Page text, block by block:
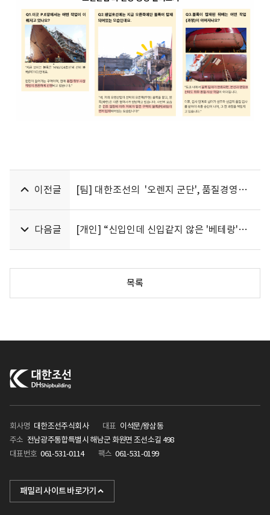
이전글 [팀] 대한조선의 '오렌지 군단', 품질경영팀을 소개합니다.
다음글 [개인] “신입인데 신입같지 않은 '베테랑'들이 한 자리에 모였다”
목록
회사명 대한조선주식회사 대표 이석문/왕삼동
주소 전남광주통합특별시 해남군 화원면 조선소길 498
대표번호 061-531-0114 팩스 061-531-0199
패밀리 사이트 바로가기
KHI